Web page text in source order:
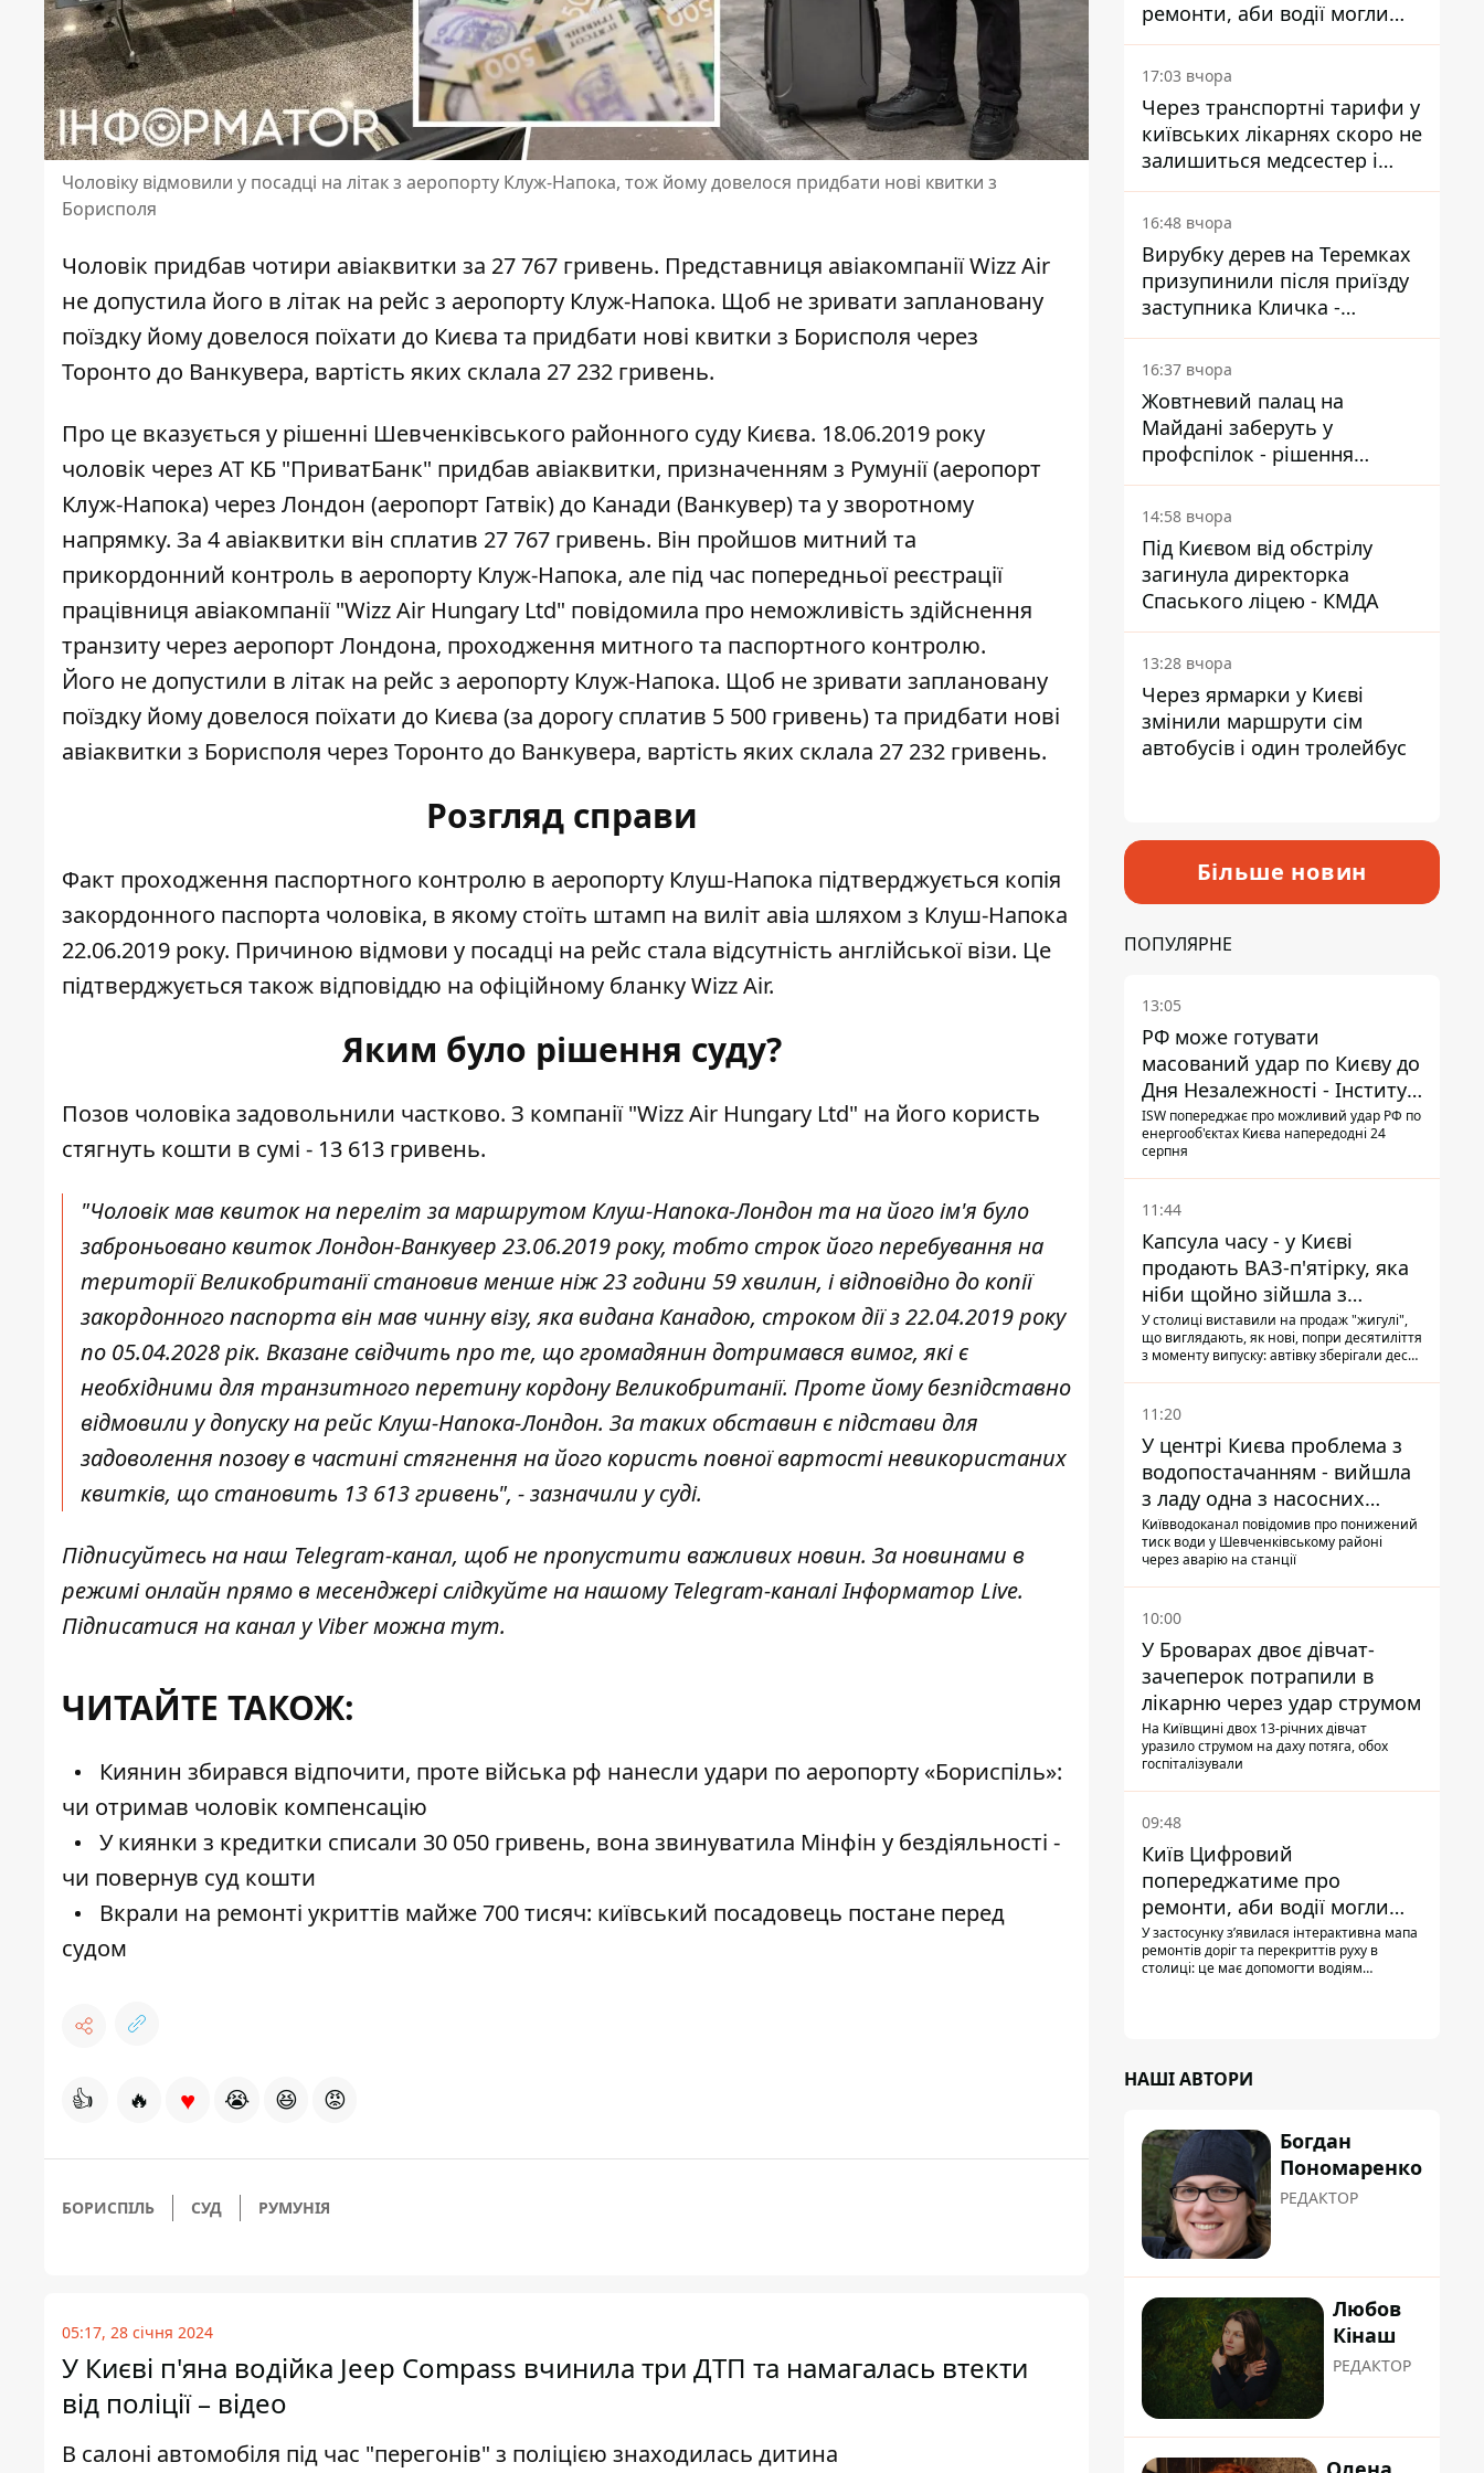
Чоловіку відмовили у посадці на літак з аеропорту Клуж-Напока, тож йому довелося придбати нові квитки з
Борисполя
Чоловік придбав чотири авіаквитки за 27 767 гривень. Представниця авіакомпанії Wizz Air
не допустила його в літак на рейс з аеропорту Клуж-Напока. Щоб не зривати заплановану
поїздку йому довелося поїхати до Києва та придбати нові квитки з Борисполя через
Торонто до Ванкувера, вартість яких склала 27 232 гривень.
Про це вказується у рішенні Шевченківського районного суду Києва. 18.06.2019 року
чоловік через АТ КБ "ПриватБанк" придбав авіаквитки, призначенням з Румунії (аеропорт
Клуж-Напока) через Лондон (аеропорт Гатвік) до Канади (Ванкувер) та у зворотному
напрямку. За 4 авіаквитки він сплатив 27 767 гривень. Він пройшов митний та
прикордонний контроль в аеропорту Клуж-Напока, але під час попередньої реєстрації
працівниця авіакомпанії "Wizz Air Hungary Ltd" повідомила про неможливість здійснення
транзиту через аеропорт Лондона, проходження митного та паспортного контролю.
Його не допустили в літак на рейс з аеропорту Клуж-Напока. Щоб не зривати заплановану
поїздку йому довелося поїхати до Києва (за дорогу сплатив 5 500 гривень) та придбати нові
авіаквитки з Борисполя через Торонто до Ванкувера, вартість яких склала 27 232 гривень.
Розгляд справи
Факт проходження паспортного контролю в аеропорту Клуш-Напока підтверджується копія
закордонного паспорта чоловіка, в якому стоїть штамп на виліт авіа шляхом з Клуш-Напока
22.06.2019 року. Причиною відмови у посадці на рейс стала відсутність англійської візи. Це
підтверджується також відповіддю на офіційному бланку Wizz Air.
Яким було рішення суду?
Позов чоловіка задовольнили частково. З компанії "Wizz Air Hungary Ltd" на його користь
стягнуть кошти в сумі - 13 613 гривень.
"Чоловік мав квиток на переліт за маршрутом Клуш-Напока-Лондон та на його ім'я було
заброньовано квиток Лондон-Ванкувер 23.06.2019 року, тобто строк його перебування на
території Великобританії становив менше ніж 23 години 59 хвилин, і відповідно до копії
закордонного паспорта він мав чинну візу, яка видана Канадою, строком дії з 22.04.2019 року
по 05.04.2028 рік. Вказане свідчить про те, що громадянин дотримався вимог, які є
необхідними для транзитного перетину кордону Великобританії. Проте йому безпідставно
відмовили у допуску на рейс Клуш-Напока-Лондон. За таких обставин є підстави для
задоволення позову в частині стягнення на його користь повної вартості невикористаних
квитків, що становить 13 613 гривень", - зазначили у суді.
Підписуйтесь на наш Telegram-канал, щоб не пропустити важливих новин. За новинами в
режимі онлайн прямо в месенджері слідкуйте на нашому Telegram-каналіІнформатор Live.
Підписатися на канал у Viber можнатут.
ЧИТАЙТЕ ТАКОЖ:
Киянин збирався відпочити, проте війська рф нанесли удари по аеропорту «Бориспіль»:
чи отримав чоловік компенсацію
У киянки з кредитки списали 30 050 гривень, вона звинуватила Мінфін у бездіяльності -
чи повернув суд кошти
Вкрали на ремонті укриттів майже 700 тисяч: київський посадовець постане перед
судом
👍 🔥 ♥ 😭 😆 😡
БОРИСПІЛЬ СУД РУМУНІЯ
05:17, 28 січня 2024
У Києві п'яна водійка Jeep Compass вчинила три ДТП та намагалась втекти
від поліції – відео
В салоні автомобіля під час "перегонів" з поліцією знаходилась дитина
ремонти, аби водії могли
уникати ділянок із заторами
17:03 вчора
Через транспортні тарифи у
київських лікарнях скоро не
залишиться медсестер і
санітарок - професор
Голубовська
16:48 вчора
Вирубку дерев на Теремках
призупинили після приїзду
заступника Кличка -
почався діалог
16:37 вчора
Жовтневий палац на
Майдані заберуть у
профспілок - рішення
Господарського суду
14:58 вчора
Під Києвом від обстрілу
загинула директорка
Спаського ліцею - КМДА
13:28 вчора
Через ярмарки у Києві
змінили маршрути сім
автобусів і один тролейбус
Більше новин
ПОПУЛЯРНЕ
13:05
РФ може готувати
масований удар по Києву до
Дня Незалежності - Інститут
вивчення війни
ISW попереджає про можливий удар РФ по
енергооб'єктах Києва напередодні 24
серпня
11:44
Капсула часу - у Києві
продають ВАЗ-п'ятірку, яка
ніби щойно зійшла з
конвейєра
У столиці виставили на продаж "жигулі",
що виглядають, як нові, попри десятиліття
з моменту випуску: автівку зберігали десь
11:20
У центрі Києва проблема з
водопостачанням - вийшла
з ладу одна з насосних
станцій
Київводоканал повідомив про понижений
тиск води у Шевченківському районі
через аварію на станції
10:00
У Броварах двоє дівчат-
зачеперок потрапили в
лікарню через удар струмом
На Київщині двох 13-річних дівчат
уразило струмом на даху потяга, обох
госпіталізували
09:48
Київ Цифровий
попереджатиме про
ремонти, аби водії могли
уникати ділянок із заторами
У застосунку зʼявилася інтерактивна мапа
ремонтів доріг та перекриттів руху в
столиці: це має допомогти водіям
НАШІ АВТОРИ
Богдан
Пономаренко
РЕДАКТОР
Любов
Кінаш
РЕДАКТОР